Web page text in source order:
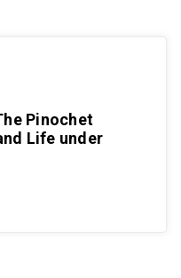
Pinochet
Life under